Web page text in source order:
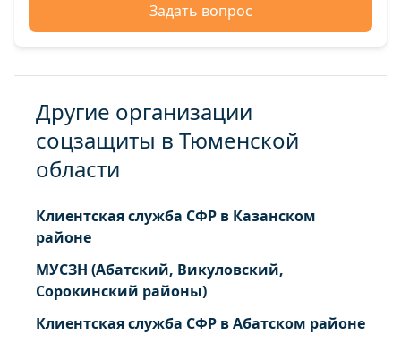
Задать вопрос
Другие организации
соцзащиты в Тюменской
области
Клиентская служба СФР в Казанском
районе
МУСЗН (Абатский, Викуловский,
Сорокинский районы)
Клиентская служба СФР в Абатском районе